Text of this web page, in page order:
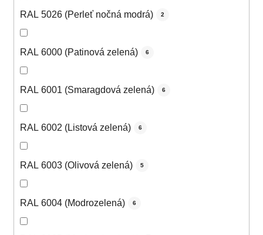
RAL 5026 (Perleť nočná modrá) 2
RAL 6000 (Patinová zelená) 6
RAL 6001 (Smaragdová zelená) 6
RAL 6002 (Listová zelená) 6
RAL 6003 (Olivová zelená) 5
RAL 6004 (Modrozelená) 6